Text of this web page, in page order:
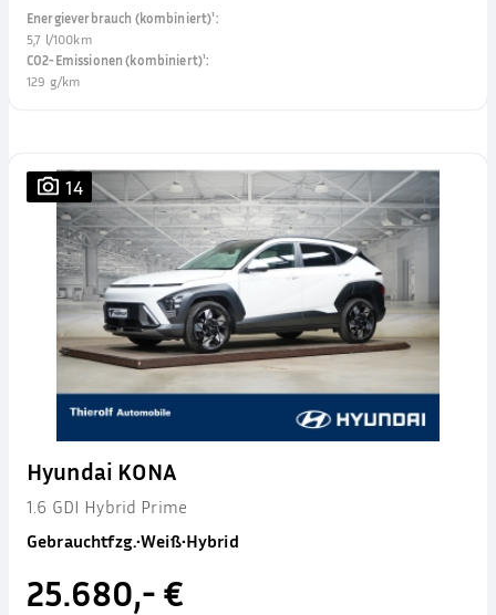
Energieverbrauch (kombiniert)¹:
5,7 l/100km
CO2-Emissionen (kombiniert)¹:
129 g/km
14
Hyundai KONA
1.6 GDI Hybrid Prime
Gebrauchtfzg.•Weiß•Hybrid
25.680,- €